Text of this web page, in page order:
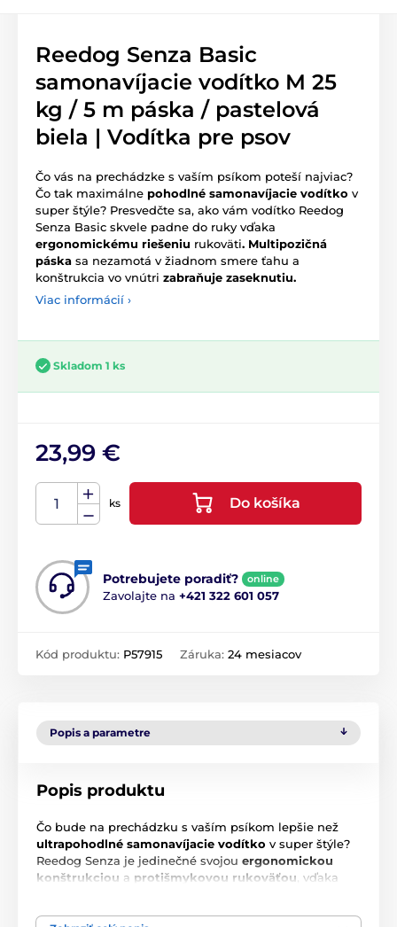
Reedog Senza Basic
samonavíjacie vodítko M 25
kg / 5 m páska / pastelová
biela | Vodítka pre psov
Čo vás na prechádzke s vaším psíkom poteší najviac?
Čo tak maximálne pohodlné samonavíjacie vodítko v
super štýle? Presvedčte sa, ako vám vodítko Reedog
Senza Basic skvele padne do ruky vďaka
ergonomickému riešeniu rukoväti. Multipozičná
páska sa nezamotá v žiadnom smere ťahu a
konštrukcia vo vnútri zabraňuje zaseknutiu.
Viac informácií ›
Skladom 1 ks
23,99 €
ks Do košíka
Potrebujete poradiť? online
Zavolajte na +421 322 601 057
Kód produktu: P57915 Záruka: 24 mesiacov
Popis a parametre
Popis produktu
Čo bude na prechádzku s vaším psíkom lepšie než
ultrapohodlné samonavíjacie vodítko v super štýle?
Reedog Senza je jedinečné svojou ergonomickou
konštrukciou a protišmykovou rukoväťou , vďaka